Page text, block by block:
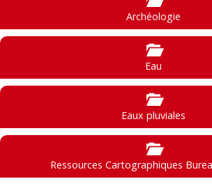
Archéologie
Eau
Eaux pluviales
Ressources Cartographiques